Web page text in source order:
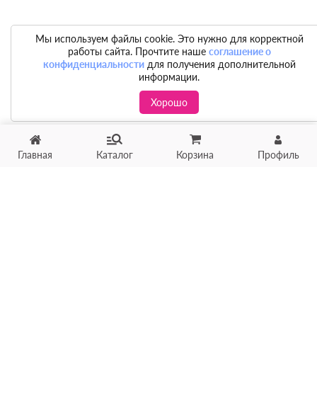
Главная Каталог Корзина Профиль
Мы используем файлы cookie. Это нужно для корректной
работы сайта. Прочтите наше соглашение о
конфиденциальностидля получения дополнительной
информации.
Хорошо